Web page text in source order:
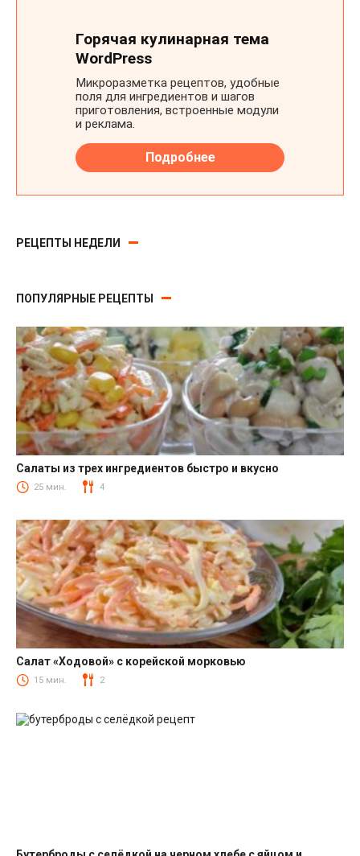
РЕЦЕПТЫ НЕДЕЛИ
ПОПУЛЯРНЫЕ РЕЦЕПТЫ
Салаты
Салаты из трех ингредиентов быстро и вкусно
25 мин. 4
Салаты с корейской морковкой
Салат «Ходовой» с корейской морковью
15 мин. 2